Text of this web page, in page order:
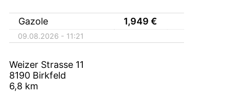
Gazole 1,949 €
09.08.2026 - 11:21
Weizer Strasse 11
8190 Birkfeld
6,8 km